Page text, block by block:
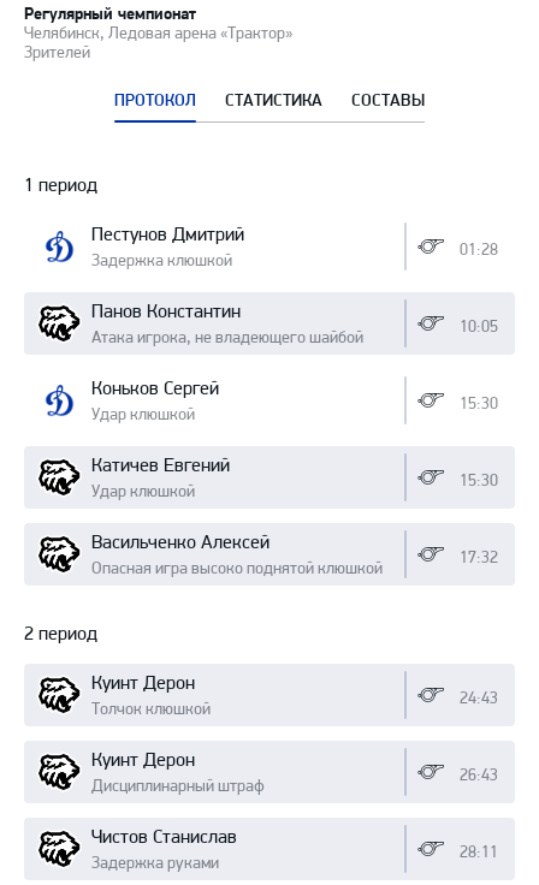
Челябинск, Ледовая арена «Трактор»
Зрителей
Регулярный чемпионат
ПРОТОКОЛ СТАТИСТИКА СОСТАВЫ
Протокол
1 период
Пестунов Дмитрий
Задержка клюшкой
01:28
Панов Константин
Атака игрока, не владеющего шайбой
10:05
Коньков Сергей
Удар клюшкой
15:30
Катичев Евгений
Удар клюшкой
15:30
Васильченко Алексей
Опасная игра высоко поднятой клюшкой
17:32
2 период
Куинт Дерон
Толчок клюшкой
24:43
Куинт Дерон
Дисциплинарный штраф
26:43
Чистов Станислав
Задержка руками
28:11